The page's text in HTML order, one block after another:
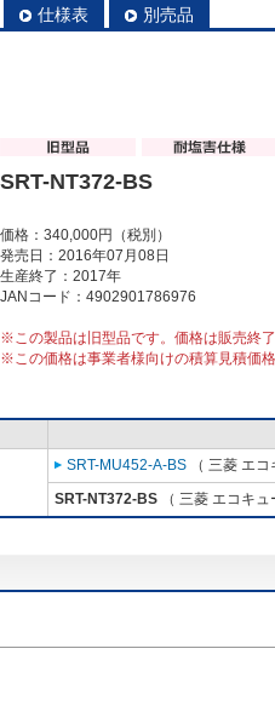
仕様表 別売品
SRT-NT372-BS
価格：340,000円（税別）
発売日：2016年07月08日
生産終了：2017年
JANコード：4902901786976
※この製品は旧型品です。価格は販売終
※この価格は事業者様向けの積算見積価
SRT-MU452-A-BS （ 三菱 エ
SRT-NT372-BS （ 三菱 エコキ